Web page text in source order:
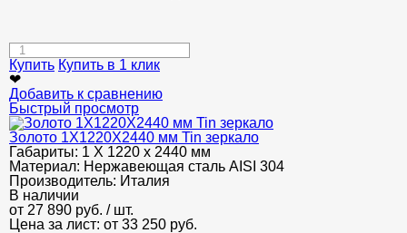
Купить Купить в 1 клик
❤
Добавить к сравнению
Быстрый просмотр
Золото 1Х1220Х2440 мм Tin зеркало
Габариты: 1 Х 1220 х 2440 мм
Материал: Нержавеющая сталь AISI 304
Производитель: Италия
В наличии
от 27 890 руб. / шт.
Цена за лист: от 33 250 руб.